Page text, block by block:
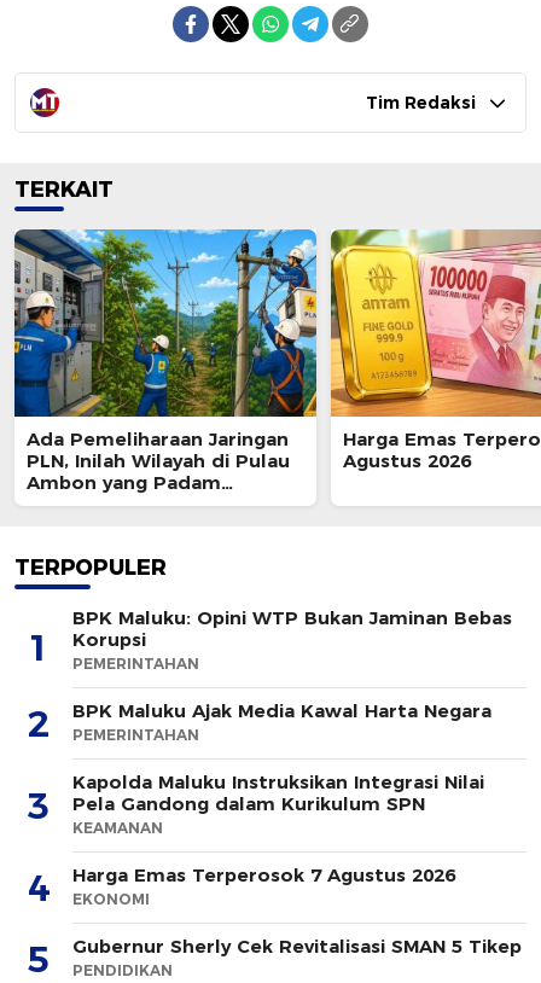
Tim Redaksi
TERKAIT
Ada Pemeliharaan Jaringan
PLN, Inilah Wilayah di Pulau
Ambon yang Padam
Sementara 8 Agustus 2026
Harga Emas
Agustus 2026
TERPOPULER
1
BPK Maluku: Opini WTP Bukan Jaminan Bebas
Korupsi
PEMERINTAHAN
2 BPK Maluku Ajak Media Kawal Harta Negara
PEMERINTAHAN
3
Kapolda Maluku Instruksikan Integrasi Nilai
Pela Gandong dalam Kurikulum SPN
KEAMANAN
4 Harga Emas Terperosok 7 Agustus 2026
EKONOMI
5 Gubernur Sherly Cek Revitalisasi SMAN 5 Tikep
PENDIDIKAN